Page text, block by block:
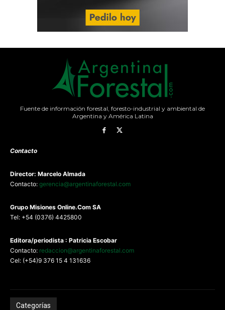
Fuente de información forestal, foresto-industrial y ambiental de
Argentina y América Latina
Contacto
Director: Marcelo Almada
Contacto: gerencia@argentinaforestal.com
Grupo Misiones Online.Com SA
Tel: +54 (0376) 4425800
Editora/periodista : Patricia Escobar
Contacto: redaccion@argentinaforestal.com
Cel: (+54)9 376 15 4 131636
Categorías